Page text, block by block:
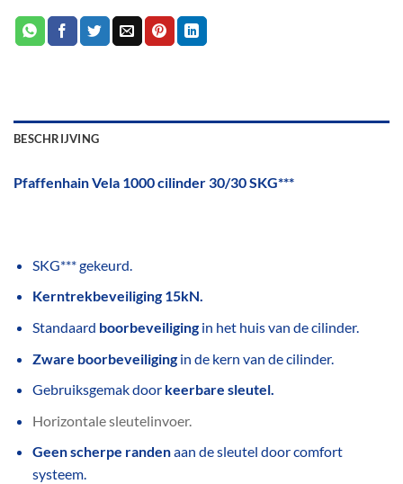
BESCHRIJVING
Pfaffenhain Vela 1000 cilinder 30/30 SKG***
SKG*** gekeurd.
Kerntrekbeveiliging 15kN.
Standaard boorbeveiligingin het huis van de cilinder.
Zware boorbeveiliging in de kern van de cilinder.
Gebruiksgemak door keerbare sleutel.
Horizontale sleutelinvoer.
Geen scherpe randenaan de sleutel door comfort
systeem.